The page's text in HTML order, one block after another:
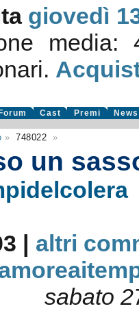
giovedì
media:
Forum Cast Premi News
» 748022 »
un
| altri
sabato